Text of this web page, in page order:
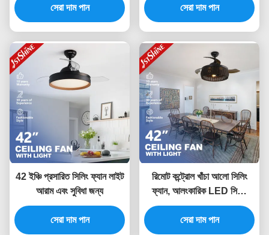
সেরা দাম পান
সেরা দাম পান
42 ইঞ্চি প্রসারিত সিলিং ফ্যান লাইট
আরাম এবং সুবিধা জন্য
সেরা দাম পান
রিমোট কন্ট্রোল খাঁচা আলো সিলিং
ফ্যান, আলংকারিক LED সিলিং
ফ্যান
সেরা দাম পান